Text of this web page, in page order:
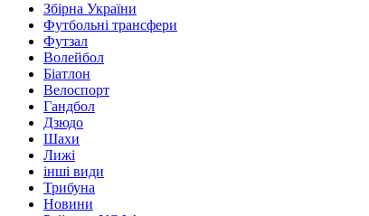
Збірна України
Футбольні трансфери
Футзал
Волейбол
Біатлон
Велоспорт
Гандбол
Дзюдо
Шахи
Лижі
інші види
Трибуна
Новини